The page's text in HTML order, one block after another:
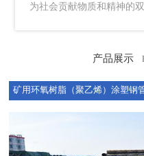
为社会贡献物质和精神的
产品展示
矿用环氧树脂（聚乙烯）涂塑钢